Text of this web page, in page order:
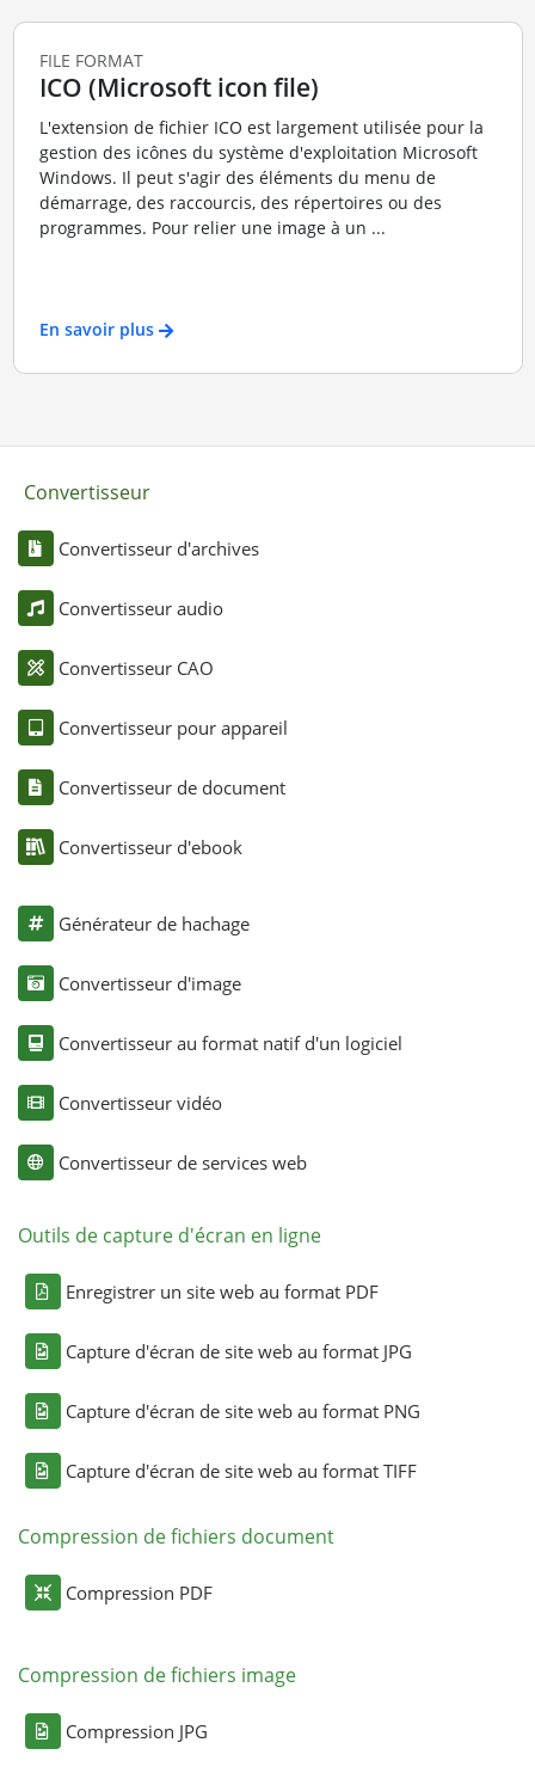
FILE FORMAT
ICO (Microsoft icon file)
L'extension de fichier ICO est largement utilisée pour la
gestion des icônes du système d'exploitation Microsoft
Windows. Il peut s'agir des éléments du menu de
démarrage, des raccourcis, des répertoires ou des
programmes. Pour relier une image à un ...
En savoir plus
Convertisseur
Convertisseur d'archives
Convertisseur audio
Convertisseur CAO
Convertisseur pour appareil
Convertisseur de document
Convertisseur d'ebook
Générateur de hachage
Convertisseur d'image
Convertisseur au format natif d'un logiciel
Convertisseur vidéo
Convertisseur de services web
Outils de capture d'écran en ligne
Enregistrer un site web au format PDF
Capture d'écran de site web au format JPG
Capture d'écran de site web au format PNG
Capture d'écran de site web au format TIFF
Compression de fichiers document
Compression PDF
Compression de fichiers image
Compression JPG